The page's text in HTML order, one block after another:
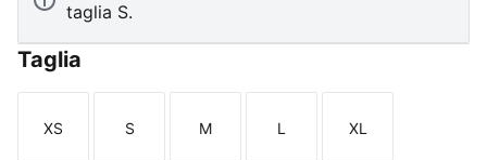
taglia S.
Taglia
Taglia
XS
Taglia
S
Taglia
M
Taglia
L
Taglia
XL